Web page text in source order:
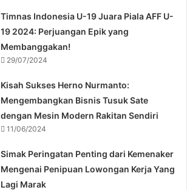
Timnas Indonesia U-19 Juara Piala AFF U-
19 2024: Perjuangan Epik yang
Membanggakan!
29/07/2024
Kisah Sukses Herno Nurmanto:
Mengembangkan Bisnis Tusuk Sate
dengan Mesin Modern Rakitan Sendiri
11/06/2024
Simak Peringatan Penting dari Kemenaker
Mengenai Penipuan Lowongan Kerja Yang
Lagi Marak